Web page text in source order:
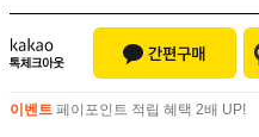
이벤트 페이포인트 적립 혜택 2배 UP!